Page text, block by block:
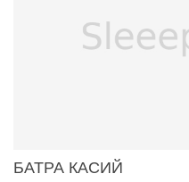
БАТРА КАСИЙ